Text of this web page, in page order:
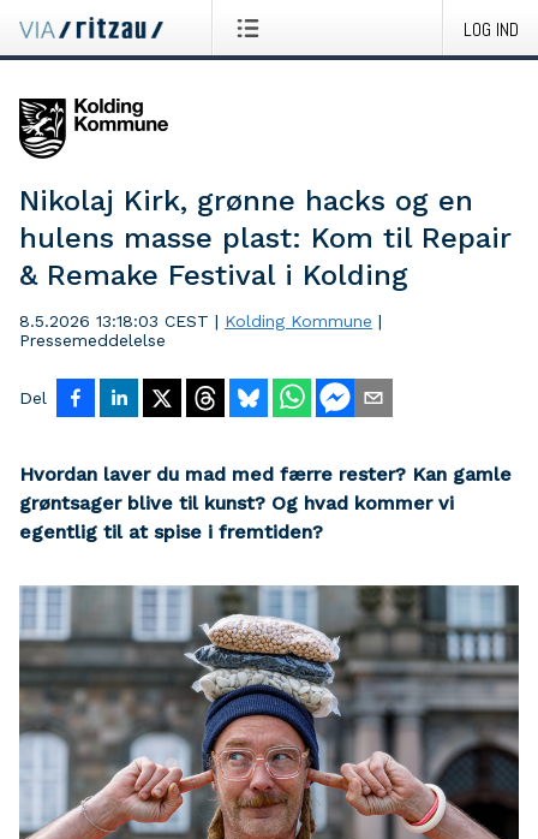
LOG IND
Nikolaj Kirk, grønne hacks og en
hulens masse plast: Kom til Repair
& Remake Festival i Kolding
8.5.2026 13:18:03 CEST | Kolding Kommune |
Pressemeddelelse
Del
Hvordan laver du mad med færre rester? Kan gamle
grøntsager blive til kunst? Og hvad kommer vi
egentlig til at spise i fremtiden?